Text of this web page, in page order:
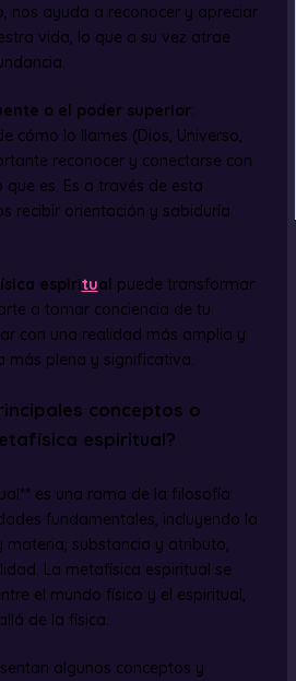
nos ayuda a reconocer y apreciar
vida, lo que a su vez atrae
o el poder superior:
cómo lo llames (Dios, Universo,
reconocer y conectarse con
es. Es a través de esta
recibir orientación y sabiduría
espiritual puede transformar
a tomar conciencia de tu
con una realidad más amplia y
más plena y significativa.
conceptos o
espiritual?
es una rama de la filosofía
fundamentales, incluyendo la
materia, substancia y atributo,
La metafísica espiritual se
el mundo físico y el espiritual,
de la física.
algunos conceptos y